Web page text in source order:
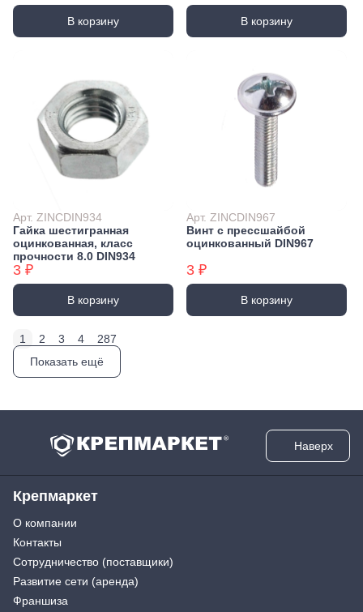
В корзину В корзину
Арт. ZINCDIN934
Гайка шестигранная
оцинкованная, класс
прочности 8.0 DIN934
3 ₽
В корзину
Арт. ZINCDIN967
Винт с прессшайбой
оцинкованный DIN967
3 ₽
В корзину
1 2 3 4
287
Показать ещё
Наверх
Крепмаркет
О компании
Контакты
Сотрудничество (поставщики)
Развитие сети (аренда)
Франшиза